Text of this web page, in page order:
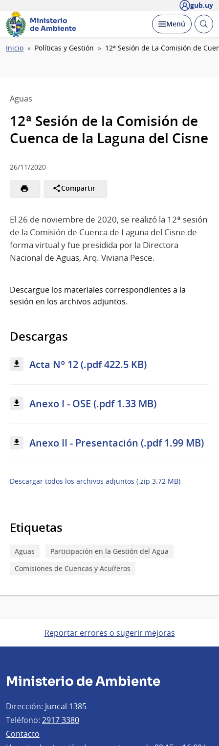
gub.uy
Ministerio
de Ambiente
Desplegar
Menú Abrir
Ruta
Inicio Políticas y Gestión 12ª Sesión de La Comisión de
Aguas
12ª Sesión de la Comisión de
Cuenca de la Laguna del Cisne
26/11/2020
Compartir
El 26 de noviembre de 2020, se realizó la 12ª sesión
de la Comisión de Cuenca de Laguna del Cisne de
forma virtual y fue presidida por la Directora
Nacional de Aguas, Arq. Viviana Pesce.
Descargue los materiales correspondientes a la
sesión en los archivos adjuntos.
Descargas
Acta Nº 12 (.pdf 422.5 KB)
Anexo I - OSE (.pdf 1.33 MB)
Anexo II - Presentación (.pdf 1.99 MB)
Descargar todos los archivos adjuntos (.zip 3.72 MB)
Etiquetas
Aguas
Participación en la Gestión del Agua
Comisiones de Cuencas y Acuíferos
Reportar errores o sugerir mejoras
Ministerio de Ambiente
Dirección: Juncal 1385
Teléfono: 2917 3380
Contacto